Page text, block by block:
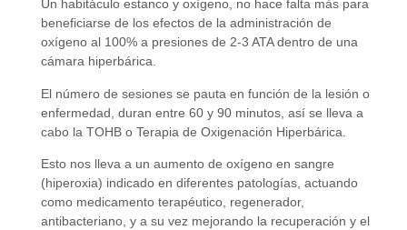
Un habitáculo estanco y oxígeno, no hace falta más para
beneficiarse de los efectos de la administración de
oxígeno al 100% a presiones de 2-3 ATA dentro de una
cámara hiperbárica.
El número de sesiones se pauta en función de la lesión o
enfermedad, duran entre 60 y 90 minutos, así se lleva a
cabo la TOHB o Terapia de Oxigenación Hiperbárica.
Esto nos lleva a un aumento de oxígeno en sangre
(hiperoxia) indicado en diferentes patologías, actuando
como medicamento terapéutico, regenerador,
antibacteriano, y a su vez mejorando la recuperación y el